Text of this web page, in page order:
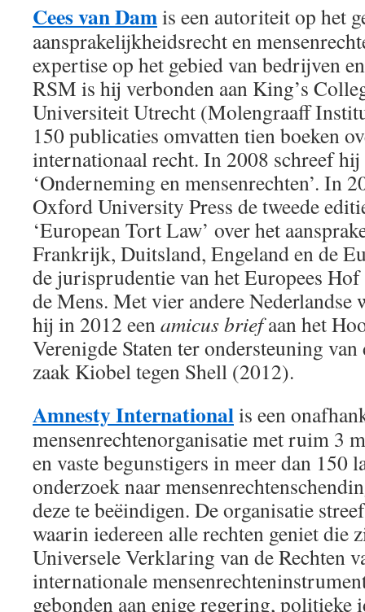
Cees van Damis een autoriteit op het
aansprakelijkheidsrecht en
expertise op het gebied van bedrijven
RSM is hij verbonden aan King’s
Universiteit Utrecht (Molengraaff
150 publicaties omvatten tien boeken
internationaal recht. In 2008 schreef hij
‘Onderneming en mensenrechten’. In
Oxford University Press de tweede
‘European Tort Law’ over het
Frankrijk, Duitsland, Engeland en de
de jurisprudentie van het Europees
de Mens. Met vier andere Nederlandse
hij in 2012 eenamicus briefaan het
Verenigde Staten ter ondersteuning
zaak Kiobel tegen Shell (2012).
Amnesty Internationalis een
mensenrechtenorganisatie met ruim 3
en vaste begunstigers in meer dan 150
onderzoek naar
deze te beëindigen. De organisatie
waarin iedereen alle rechten geniet die
Universele Verklaring van de Rechten
internationale
gebonden aan enige regering,